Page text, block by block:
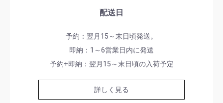
配送日
予約：翌月15～末日頃発送。
即納：1～6営業日内に発送
予約+即納：翌月15～末日頃の入荷予定
詳しく見る